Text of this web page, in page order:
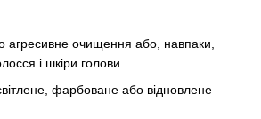
очищення або, навпаки,
і шкіри голови.
фарбоване або відновлене